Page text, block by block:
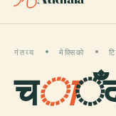
गंतव्य मेक्सिको
चाँद